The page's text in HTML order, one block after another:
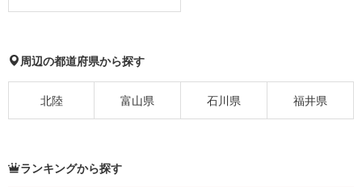
周辺の都道府県から探す
北陸 富山県 石川県 福井県
ランキングから探す